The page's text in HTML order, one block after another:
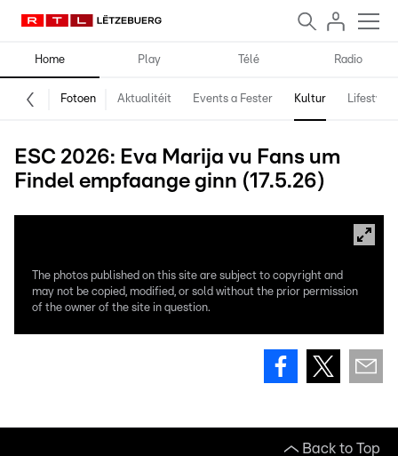
Home Play Télé Radio
Fotoen Aktualitéit Events a Fester Kultur Lifestyle
ESC 2026: Eva Marija vu Fans um
Findel empfaange ginn (17.5.26)
The photos published on this site are subject to copyright and
may not be copied, modified, or sold without the prior permission
of the owner of the site in question.
Back to Top